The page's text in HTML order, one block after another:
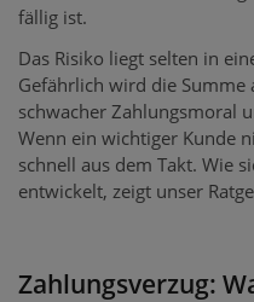
fällig ist.
Das Risiko liegt selten in
Gefährlich wird die Summe
schwacher Zahlungsmoral
Wenn ein wichtiger Kunde
schnell aus dem Takt. Wie
entwickelt, zeigt unser
Zahlungsverzug: